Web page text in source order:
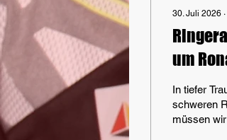
30. Juli 2026 ∙
um
In tiefer
schweren
müssen